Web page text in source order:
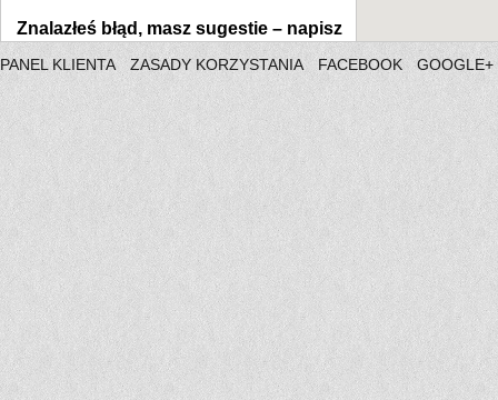
Znalazłeś błąd, masz sugestie – napisz
PANEL KLIENTA ZASADY KORZYSTANIA FACEBOOK GOOGLE+